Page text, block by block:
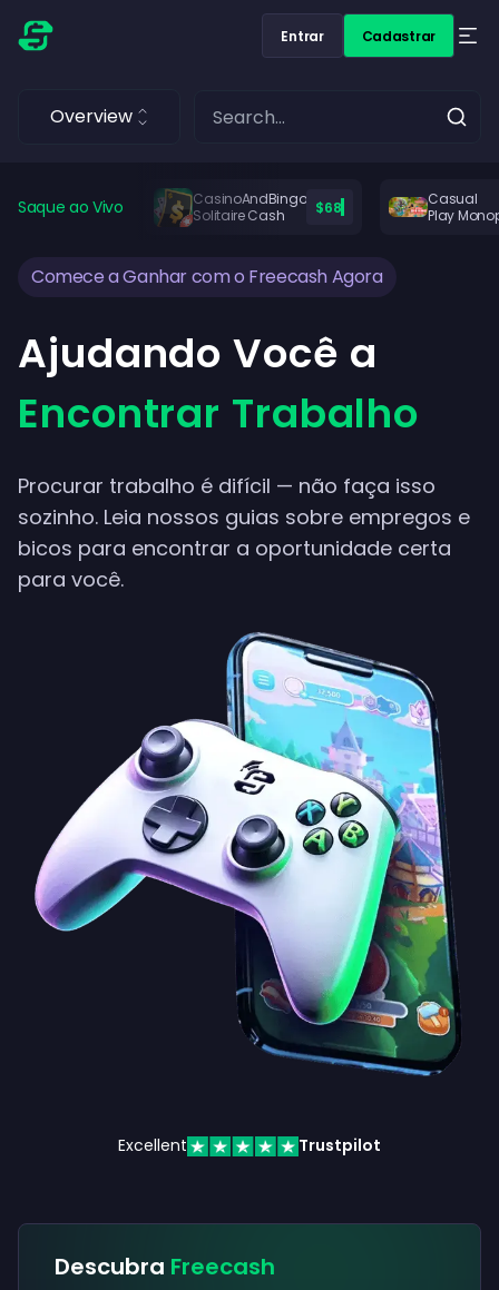
Entrar Cadastrar
Overview
Saque ao Vivo
CasinoAndBingo
Solitaire Cash
$68
Casual
Play
Comece a Ganhar com o Freecash Agora
Ajudando Você a
Encontrar Trabalho
Procurar trabalho é difícil — não faça isso
sozinho. Leia nossos guias sobre empregos e
bicos para encontrar a oportunidade certa
para você.
Excellent Trustpilot
Descubra Freecash